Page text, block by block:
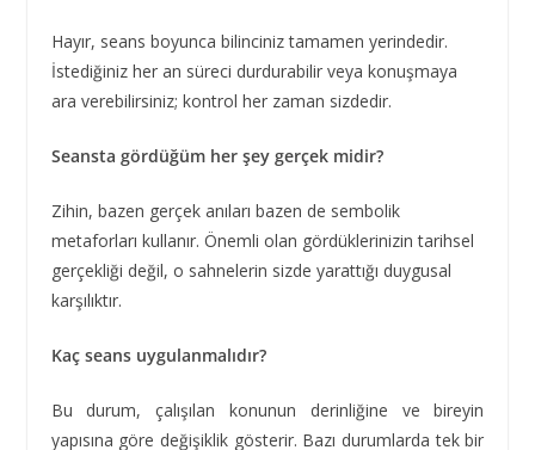
Hayır, seans boyunca bilinciniz tamamen yerindedir.
İstediğiniz her an süreci durdurabilir veya konuşmaya
ara verebilirsiniz; kontrol her zaman sizdedir.
Seansta gördüğüm her şey gerçek midir?
Zihin, bazen gerçek anıları bazen de sembolik
metaforları kullanır. Önemli olan gördüklerinizin tarihsel
gerçekliği değil, o sahnelerin sizde yarattığı duygusal
karşılıktır.
Kaç seans uygulanmalıdır?
Bu durum, çalışılan konunun derinliğine ve bireyin
yapısına göre değişiklik gösterir. Bazı durumlarda tek bir